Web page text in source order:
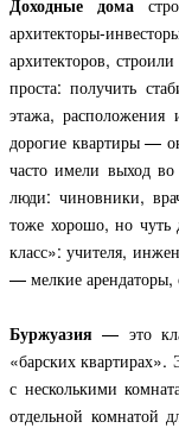
архитекторы-
архитекторов,
проста: получить
этажа, расположения
дорогие квартиры —
часто имели выход
люди: чиновники,
тоже хорошо, но
класс»: учителя,
— мелкие арендаторы,
Буржуазия — это
«барских
с несколькими
отдельной комнатой